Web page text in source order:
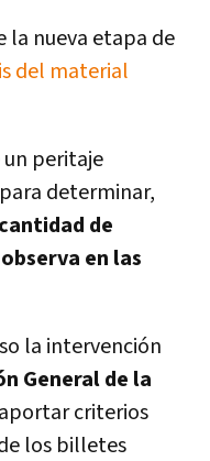
la nueva etapa de
del material
un peritaje
determinar,
de
en las
la intervención
General de la
criterios
los billetes